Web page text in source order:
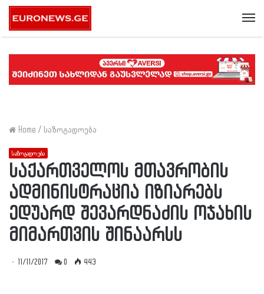
Home / საზოგადოება
საზოგადოება
საქართველოს მთავრობის
ადმინისტრაცია იზიარებს
ედუარდ შევარდნაძის ოჯახის
მიმართვის შინაარსს
11/11/2017 0 443